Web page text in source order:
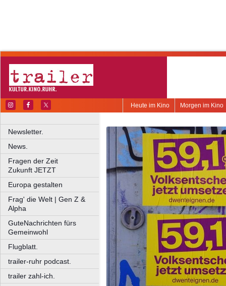
Morgen im Kino
Heute im Kino
Newsletter.
News.
Fragen der Zeit
Zukunft JETZT
Europa gestalten
Frag' die Welt | Gen Z &
Alpha
GuteNachrichten fürs
Gemeinwohl
Flugblatt.
trailer-ruhr podcast.
trailer zahl-ich.